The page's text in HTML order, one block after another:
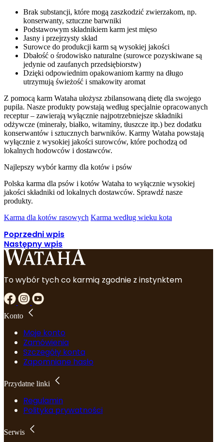
Brak substancji, które mogą zaszkodzić zwierzakom, np.
konserwanty, sztuczne barwniki
Podstawowym składnikiem karm jest mięso
Jasny i przejrzysty skład
Surowce do produkcji karm są wysokiej jakości
Dbałość o środowisko naturalne (surowce pozyskiwane są
jedynie od zaufanych przedsiębiorstw)
Dzięki odpowiednim opakowaniom karmy na długo
utrzymują świeżość i smakowity aromat
Z pomocą karm Wataha ułożysz zbilansowaną dietę dla swojego
pupila. Nasze produkty powstają według specjalnie opracowanych
receptur – zawierają wyłącznie najpotrzebniejsze składniki
odżywcze (minerały, białko, witaminy, tłuszcze itp.) bez dodatku
konserwantów i sztucznych barwników. Karmy Wataha powstają
wyłącznie z wysokiej jakości surowców, które pochodzą od
lokalnych hodowców i dostawców.
Najlepszy wybór karmy dla kotów i psów
Polska karma dla psów i kotów Wataha to wyłącznie wysokiej
jakości składniki od lokalnych dostawców. Sprawdź nasze
produkty.
Karma dla kotów rasowych Karma według wieku kota
Poprzedni wpis
Następny wpis
To wybór tych co karmią zgodnie z instynktem
Konto
Moje konto
Zamówienia
Szczegóły konta
Zapomniane hasło
Przydatne linki
Regulamin
Polityka prywatności
Serwis